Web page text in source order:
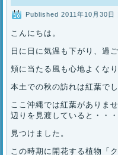
Published 2011年10月30日
こんにちは。
日に日に気温も下がり、過
頬に当たる風も心地よくなり
本土での秋の訪れは紅葉で
ここ沖縄では紅葉がありま
辺りを見渡していると・・・
見つけました。
この時期に開花する植物「